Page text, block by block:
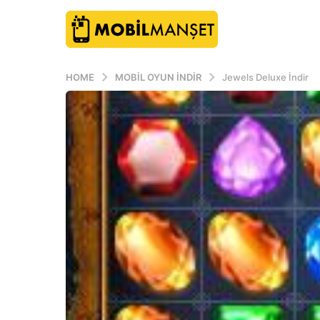
HOME MOBIL OYUN INDIR Jewels Deluxe İndir